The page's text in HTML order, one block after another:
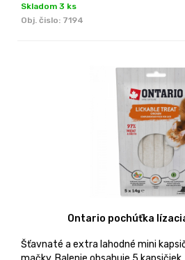
Skladom 3 ks
Obj. čislo: 7194
Ontario pochúťka
Šťavnaté a extra lahodné mini